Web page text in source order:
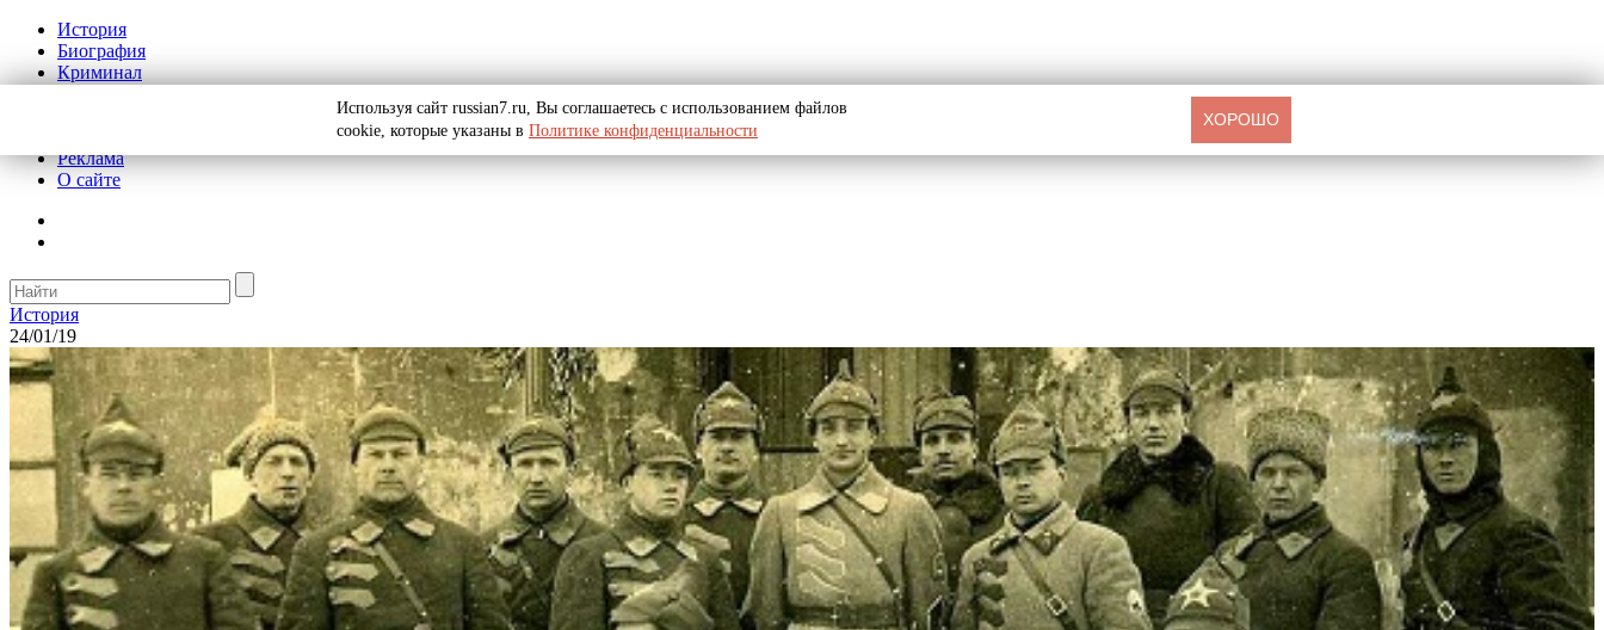
История
Биография
Криминал
Реклама
О сайте
История
24/01/19
Используя сайт russian7.ru, Вы соглашаетесь с использованием файлов
cookie, которые указаны в Политике конфиденциальности
ХОРОШО